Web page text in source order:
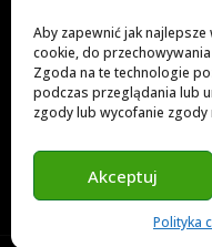
Aby zapewnić jak
cookie, do
Zgoda na te technologie
podczas przeglądania lub
zgody lub wycofanie zgody
Akceptuj
Polityka